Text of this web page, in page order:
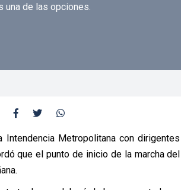
una de las opciones.
Metropolitana con dirigentes
que el punto de inicio de la marcha del